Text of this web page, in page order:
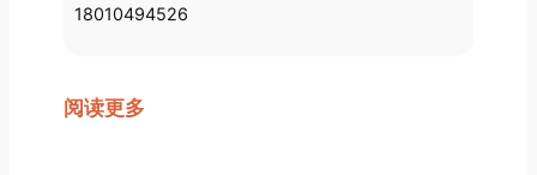
18010494526
阅读更多